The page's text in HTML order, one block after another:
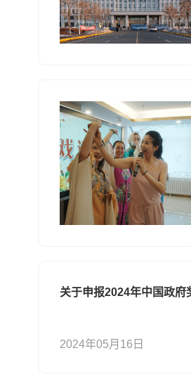
关于申报2024年中国政府
2024年05月16日